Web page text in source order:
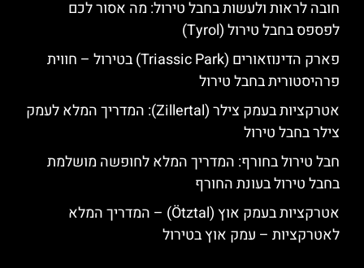
חובה לראות ולעשות בחבל טירול: מה אסור לכם
לפספס בחבל טירול (Tyrol)
פארק הדינוזאורים (Triassic Park) בטירול – חווית
פרהיסטורית בחבל טירול
אטרקציות בעמק צילר (Zillertal): המדריך המלא לעמק
צילר בחבל טירול
חבל טירול בחורף: המדריך המלא לחופשה מושלמת
בחבל טירול בעונת החורף
אטרקציות בעמק אוץ (Ötztal) – המדריך המלא
לאטרקציות – עמק אוץ בטירול